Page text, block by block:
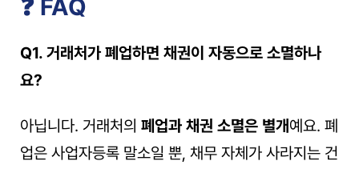
❓ FAQ
Q1. 거래처가 폐업하면 채권이 자동으로 소멸하나
요?
아닙니다. 거래처의 폐업과 채권 소멸은 별개예요. 폐
업은 사업자등록 말소일 뿐, 채무 자체가 사라지는 건